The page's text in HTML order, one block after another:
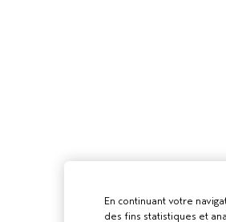
En continuant votre
des fins statistiques et